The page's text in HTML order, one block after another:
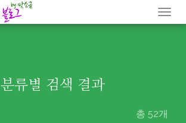
분류별 검색 결과
총 52개